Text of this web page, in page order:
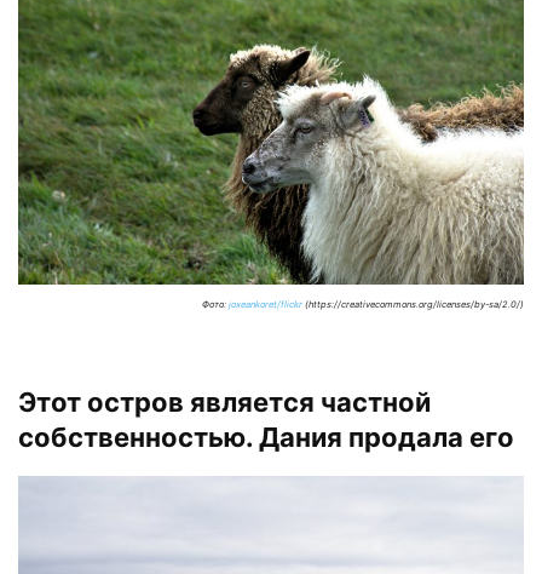
Фото: joxeankoret/flickr (https://creativecommons.org/licenses/by-sa/2.0/)
Этот остров является частной
собственностью. Дания продала его